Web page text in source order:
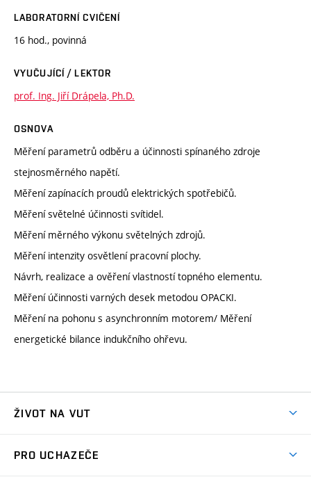
LABORATORNÍ CVIČENÍ
16 hod., povinná
VYUČUJÍCÍ / LEKTOR
prof. Ing. Jiří Drápela, Ph.D.
OSNOVA
Měření parametrů odběru a účinnosti spínaného zdroje
stejnosměrného napětí.
Měření zapínacích proudů elektrických spotřebičů.
Měření světelné účinnosti svítidel.
Měření měrného výkonu světelných zdrojů.
Měření intenzity osvětlení pracovní plochy.
Návrh, realizace a ověření vlastností topného elementu.
Měření účinnosti varných desek metodou OPACKI.
Měření na pohonu s asynchronním motorem/ Měření
energetické bilance indukčního ohřevu.
ŽIVOT NA VUT
PRO UCHAZEČE